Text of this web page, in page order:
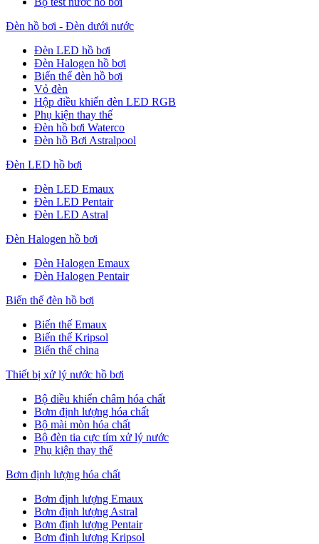
Đèn hồ bơi - Đèn dưới nước
Đèn LED hồ bơi
Đèn Halogen hồ bơi
Biến thế đèn hồ bơi
Vỏ đèn
Hộp điều khiển đèn LED RGB
Phụ kiện thay thế
Đèn hồ bơi Waterco
Đèn hồ Bơi Astralpool
Đèn LED hồ bơi
Đèn LED Emaux
Đèn LED Pentair
Đèn LED Astral
Đèn Halogen hồ bơi
Đèn Halogen Emaux
Đèn Halogen Pentair
Biến thế đèn hồ bơi
Biến thế Emaux
Biến thế Kripsol
Biến thế china
Thiết bị xử lý nước hồ bơi
Bộ điều khiển châm hóa chất
Bơm định lượng hóa chất
Bộ mài mòn hóa chất
Bộ đèn tia cực tím xử lý nước
Phụ kiện thay thế
Bơm định lượng hóa chất
Bơm định lượng Emaux
Bơm định lượng Astral
Bơm định lượng Pentair
Bơm định lượng Kripsol